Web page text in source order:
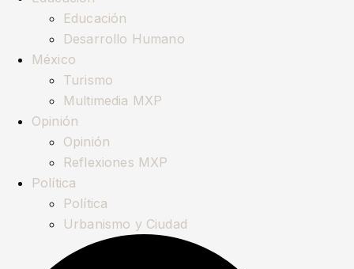
Educación
Desarrollo Humano
México
Turismo
Multimedia MXP
Opinión
Opinión
Reflexiones MXP
Política
Política
Urbanismo y Ciudad